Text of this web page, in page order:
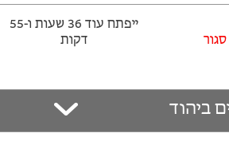
ייפתח עוד 36 שעות ‫ו-55
דקות
ביהוד